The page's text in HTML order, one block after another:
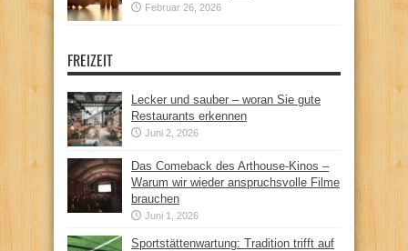
Februar 26, 2026
FREIZEIT
Lecker und sauber – woran Sie gute
Restaurants erkennen
Juni 2, 2026
Das Comeback des Arthouse-Kinos –
Warum wir wieder anspruchsvolle Filme
brauchen
Juni 1, 2026
Sportstättenwartung: Tradition trifft auf